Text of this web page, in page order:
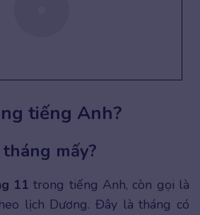
tiếng Anh?
mấy?
11 trong tiếng Anh, còn gọi là
lịch Dương. Đây là tháng có